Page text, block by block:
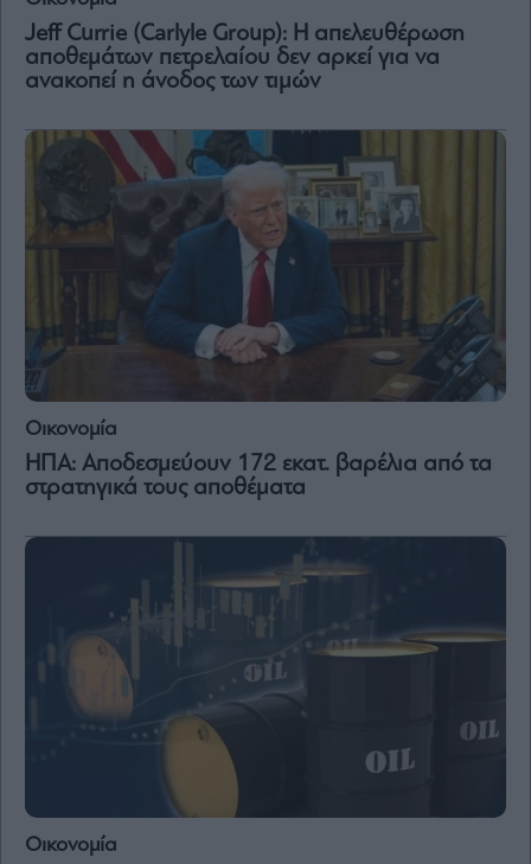
Jeff Currie (Carlyle Group): Η απελευθέρωση
αποθεμάτων πετρελαίου δεν αρκεί για να
ανακοπεί η άνοδος των τιμών
Οικονομία
ΗΠΑ: Αποδεσμεύουν 172 εκατ. βαρέλια από τα
στρατηγικά τους αποθέματα
Οικονομία